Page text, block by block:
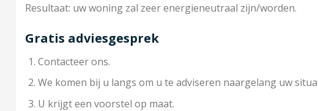
Resultaat: uw woning zal zeer energieneutraal zijn/worden.
Gratis adviesgesprek
Contacteer ons.
We komen bij u langs om u te adviseren naargelang uw
U krijgt een voorstel op maat.